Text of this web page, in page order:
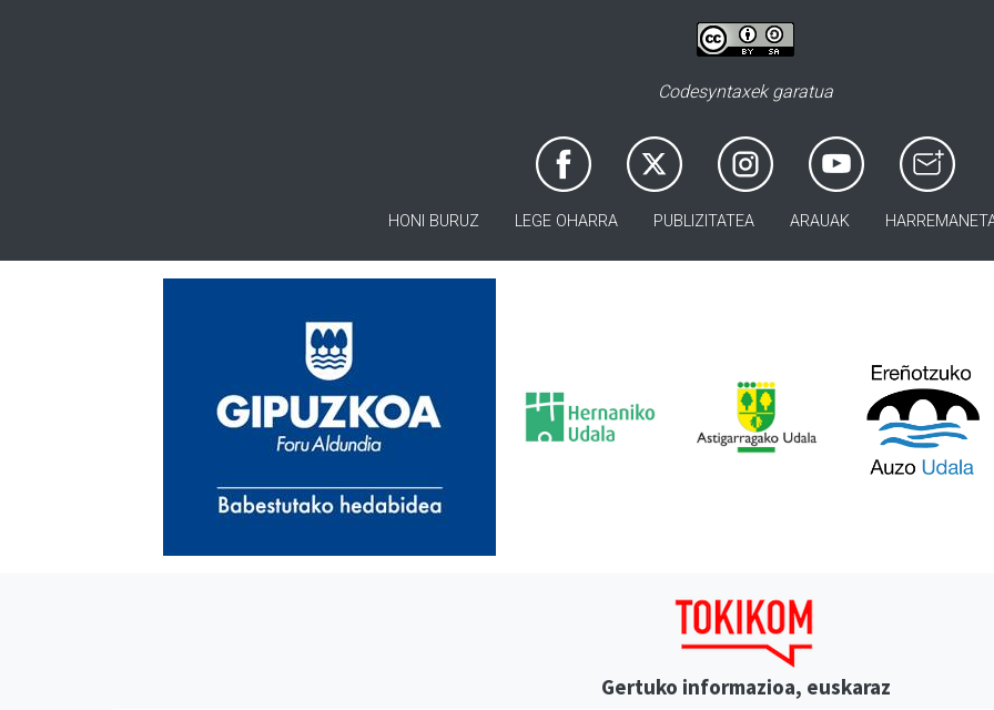
Codesyntaxek garatua
HONI BURUZ LEGE OHARRA PUBLIZITATEA ARAUAK
Gertuko informazioa, euskaraz